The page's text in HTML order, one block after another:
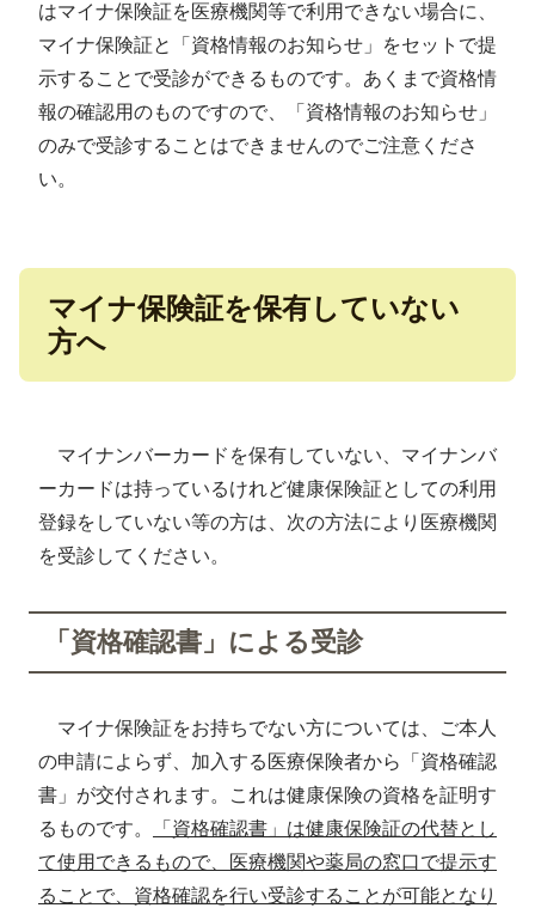
はマイナ保険証を医療機関等で利用できない場合に、
マイナ保険証と「資格情報のお知らせ」をセットで提
示することで受診ができるものです。あくまで資格情
報の確認用のものですので、「資格情報のお知らせ」
のみで受診することはできませんのでご注意くださ
い。
マイナ保険証を保有していない
方へ
マイナンバーカードを保有していない、マイナンバ
ーカードは持っているけれど健康保険証としての利用
登録をしていない等の方は、次の方法により医療機関
を受診してください。
「資格確認書」による受診
マイナ保険証をお持ちでない方については、ご本人
の申請によらず、加入する医療保険者から「資格確認
書」が交付されます。これは健康保険の資格を証明す
るものです。
「資格確認書」は健康保険証の代替とし
て使用できるもので、医療機関や薬局の窓口で提示す
ることで、資格確認を行い受診することが可能となり